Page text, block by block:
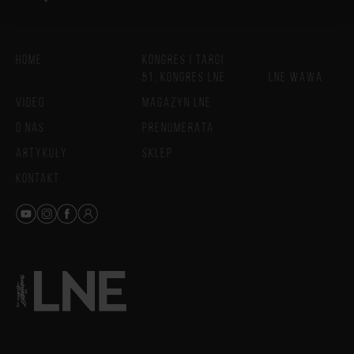
KONGRES I TARGI
51. KONGRES LNE
LNE WAWA
VIDEO
MAGAZYN LNE
O NAS
PRENUMERATA
ARTYKUŁY
SKLEP